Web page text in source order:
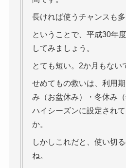
長ければ使うチャンスも多
ということで、平成30年
してみましょう。
とても短い。2か月もない
せめてもの救いは、利用
み（お盆休み）・冬休み
ハイシーズンに設定され
か。
しかしこれだと、使い切
ね。